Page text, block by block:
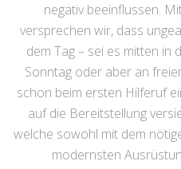
negativ beeinflussen.
versprechen wir, dass
dem Tag – sei es mitten in
Sonntag oder aber an
schon beim ersten Hilferuf
auf die Bereitstellung
welche sowohl mit dem
modernsten